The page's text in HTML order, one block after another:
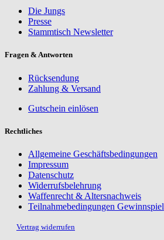
Die Jungs
Presse
Stammtisch Newsletter
Fragen & Antworten
Rücksendung
Zahlung & Versand
Gutschein einlösen
Rechtliches
Allgemeine Geschäftsbedingungen
Impressum
Datenschutz
Widerrufsbelehrung
Waffenrecht & Altersnachweis
Teilnahmebedingungen Gewinnspiel
Vertrag widerrufen